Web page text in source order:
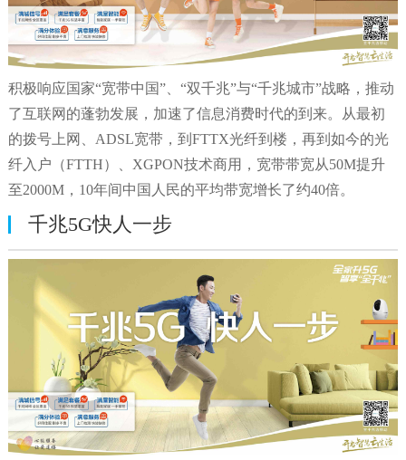
积极响应国家“宽带中国”、“双千兆”与“千兆城市”战略，推动
了互联网的蓬勃发展，加速了信息消费时代的到来。从最初
的拨号上网、ADSL宽带，到FTTX光纤到楼，再到如今的光
纤入户（FTTH）、XGPON技术商用，宽带带宽从50M提升
至2000M，10年间中国人民的平均带宽增长了约40倍。
千兆5G快人一步